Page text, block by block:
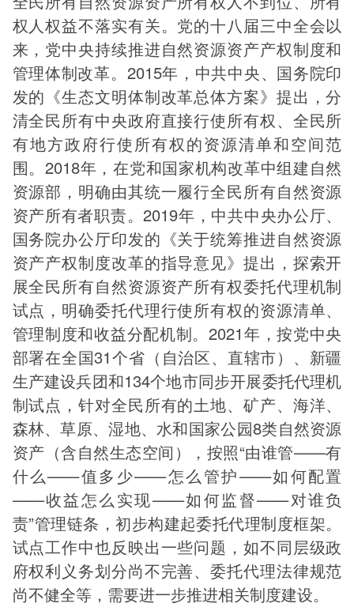
权人权益不落实有关。党的十八届三中全会以
来，党中央持续推进自然资源资产产权制度和
管理体制改革。2015年，中共中央、国务院印
发的《生态文明体制改革总体方案》提出，分
清全民所有中央政府直接行使所有权、全民所
有地方政府行使所有权的资源清单和空间范
围。2018年，在党和国家机构改革中组建自然
资源部，明确由其统一履行全民所有自然资源
资产所有者职责。2019年，中共中央办公厅、
国务院办公厅印发的《关于统筹推进自然资源
资产产权制度改革的指导意见》提出，探索开
展全民所有自然资源资产所有权委托代理机制
试点，明确委托代理行使所有权的资源清单、
管理制度和收益分配机制。2021年，按党中央
部署在全国31个省（自治区、直辖市）、新疆
生产建设兵团和134个地市同步开展委托代理机
制试点，针对全民所有的土地、矿产、海洋、
森林、草原、湿地、水和国家公园8类自然资源
资产（含自然生态空间），按照“由谁管——有
什么——值多少——怎么管护——如何配置
——收益怎么实现——如何监督——对谁负
责”管理链条，初步构建起委托代理制度框架。
试点工作中也反映出一些问题，如不同层级政
府权利义务划分尚不完善、委托代理法律规范
尚不健全等，需要进一步推进相关制度建设。